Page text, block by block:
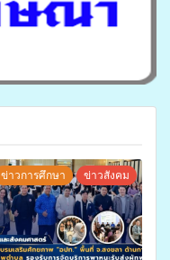
ข่าวการศึกษา ข่าวสังคม